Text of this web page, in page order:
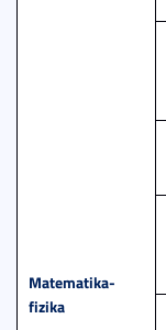
Matematika-
fizika